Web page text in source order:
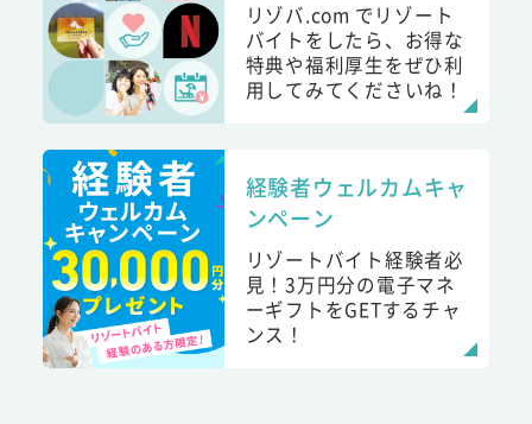
リゾバ.com でリゾート
バイトをしたら、お得な
特典や福利厚生をぜひ利
用してみてくださいね！
経験者ウェルカムキャ
ンペーン
リゾートバイト経験者必
見！3万円分の電子マネ
ーギフトをGETするチャ
ンス！